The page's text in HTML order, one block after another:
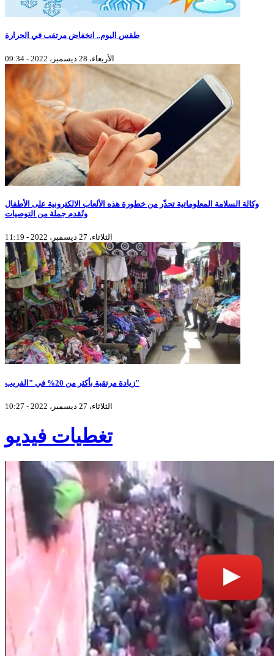
طقس اليوم.. انخفاض مرتقب في الحرارة
الأربعاء، 28 ديسمبر، 2022 - 09:34
وكالة السلامة المعلوماتية تحذّر من خطورة هذه الألعاب الالكترونية على الأطفال
وتُقدم جملة من التوصيات
الثلاثاء، 27 ديسمبر، 2022 - 11:19
زيادة مرتقبة بأكثر من 20% في "الفريب"
الثلاثاء، 27 ديسمبر، 2022 - 10:27
تغطيات فيديو